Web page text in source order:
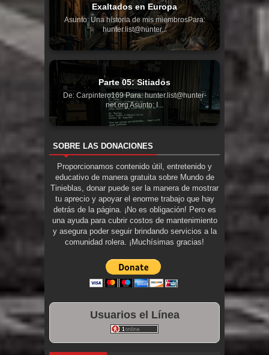
Exaltados en Europa
Asunto: Una historia de mis miembrosPara:
hunter.list@hunter...
Parte 05: Sitiados
De: Carpintero169 Para: hunter.list@hunter-
net.org Asunto: I...
SOBRE LAS DONACIONES
Proporcionamos contenido útil, entretenido y
educativo de manera gratuita sobre Mundo de
Tinieblas, donar puede ser la manera de mostrar
tu aprecio y apoyar el enorme trabajo que hay
detrás de la página. ¡No es obligación! Pero es
una ayuda para cubrir costos de mantenimiento
y asegura poder seguir brindando servicios a la
comunidad rolera. ¡Muchísimas gracias!
Usuarios el Línea